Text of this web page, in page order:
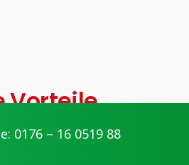
Vorteile
Personal
0176 – 16 0519 88